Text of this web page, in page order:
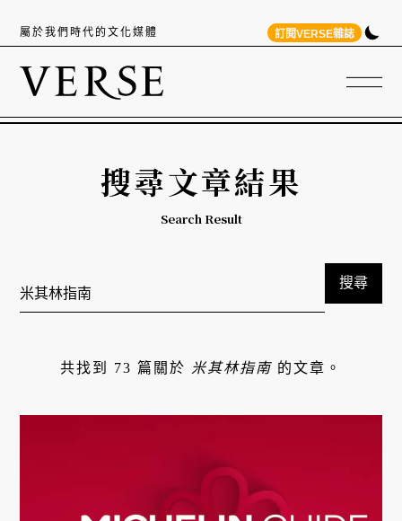
屬於我們時代的文化媒體 訂閱VERSE雜誌
搜尋文章結果
Search Result
搜尋
共找到 73 篇關於 米其林指南 的文章。